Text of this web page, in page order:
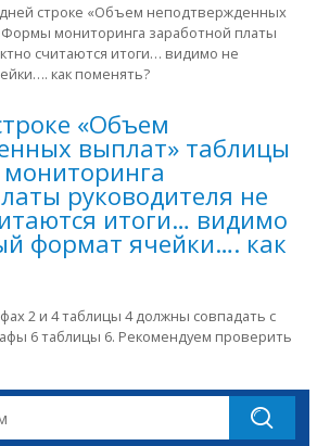
строке «Объем неподтвержденных
Формы мониторинга заработной платы
считаются итоги… видимо не
как поменять?
«Объем
выплат» таблицы
руководителя не
итоги… видимо
формат ячейки…. как
2 и 4 таблицы 4 должны совпадать с
6 таблицы 6. Рекомендуем проверить